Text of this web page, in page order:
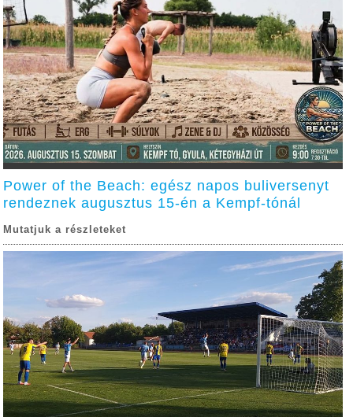
Power of the Beach: egész napos buliversenyt
rendeznek augusztus 15-én a Kempf-tónál
Mutatjuk a részleteket